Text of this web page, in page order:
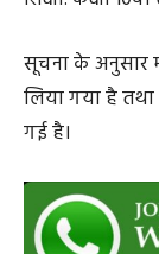
भाषा: हिन्दी एवं
शिक्षा: कक्षा
सूचना के अनुसार
लिया गया है तथा
गई है।